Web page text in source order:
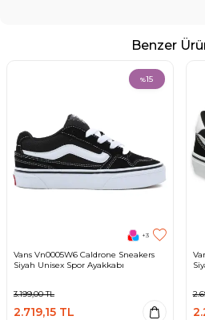
Benzer
%15
+3
Vans Vn0005W6 Caldrone Sneakers
Siyah Unisex Spor Ayakkabı
3.199,00TL
2.719,15 TL